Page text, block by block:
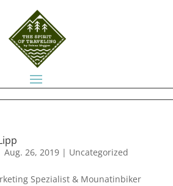
Aug. 26, 2019| Uncategorized
Spezialist & Mounatinbiker